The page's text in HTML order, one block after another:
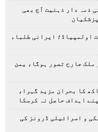
ذمہ دار ذہنیت آج بھی
اولمپیاڈ؛ ایرانی طلباء
جارح تصور ہوگا، یمن
کا بحران مزید گہرا،
اہداف حاصل نہ کرسکا
و اسرائیلی ڈرونز کی